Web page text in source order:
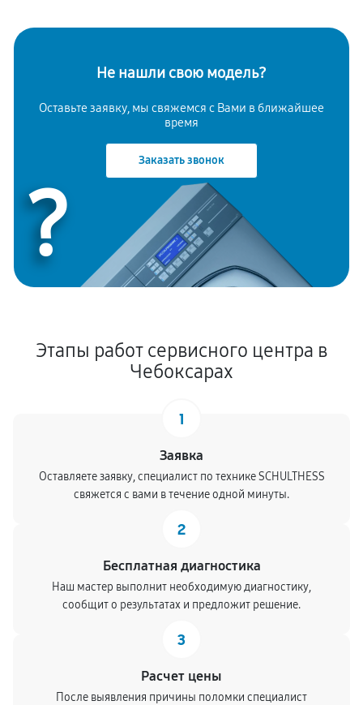
Не нашли свою модель?
Оставьте заявку, мы свяжемся с Вами в ближайшее
время
Заказать звонок
?
Этапы работ сервисного центра в
Чебоксарах
1
Заявка
Оставляете заявку, специалист по технике SCHULTHESS
свяжется с вами в течение одной минуты.
2
Бесплатная диагностика
Наш мастер выполнит необходимую диагностику,
сообщит о результатах и предложит решение.
3
Расчет цены
После выявления причины поломки специалист